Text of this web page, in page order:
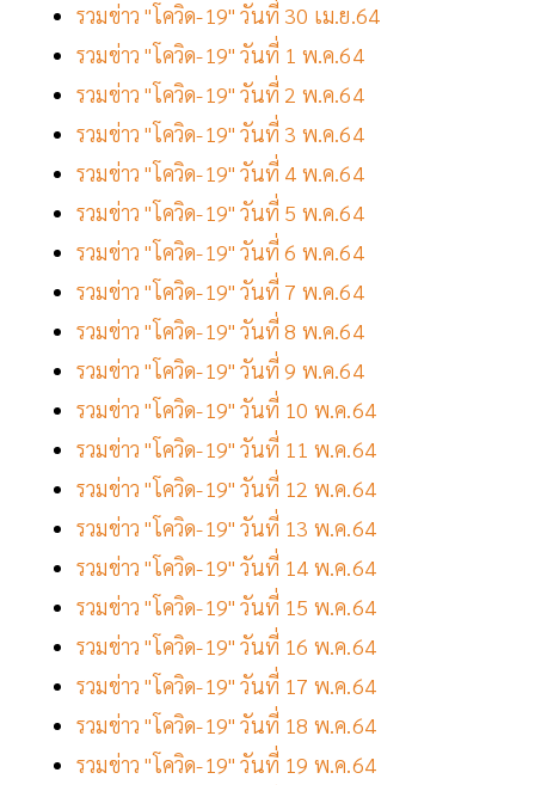
รวมข่าว "โควิด-19" วันที่ 30 เม.ย.64
รวมข่าว "โควิด-19" วันที่ 1 พ.ค.64
รวมข่าว "โควิด-19" วันที่ 2 พ.ค.64
รวมข่าว "โควิด-19" วันที่ 3 พ.ค.64
รวมข่าว "โควิด-19" วันที่ 4 พ.ค.64
รวมข่าว "โควิด-19" วันที่ 5 พ.ค.64
รวมข่าว "โควิด-19" วันที่ 6 พ.ค.64
รวมข่าว "โควิด-19" วันที่ 7 พ.ค.64
รวมข่าว "โควิด-19" วันที่ 8 พ.ค.64
รวมข่าว "โควิด-19" วันที่ 9 พ.ค.64
รวมข่าว "โควิด-19" วันที่ 10 พ.ค.64
รวมข่าว "โควิด-19" วันที่ 11 พ.ค.64
รวมข่าว "โควิด-19" วันที่ 12 พ.ค.64
รวมข่าว "โควิด-19" วันที่ 13 พ.ค.64
รวมข่าว "โควิด-19" วันที่ 14 พ.ค.64
รวมข่าว "โควิด-19" วันที่ 15 พ.ค.64
รวมข่าว "โควิด-19" วันที่ 16 พ.ค.64
รวมข่าว "โควิด-19" วันที่ 17 พ.ค.64
รวมข่าว "โควิด-19" วันที่ 18 พ.ค.64
รวมข่าว "โควิด-19" วันที่ 19 พ.ค.64